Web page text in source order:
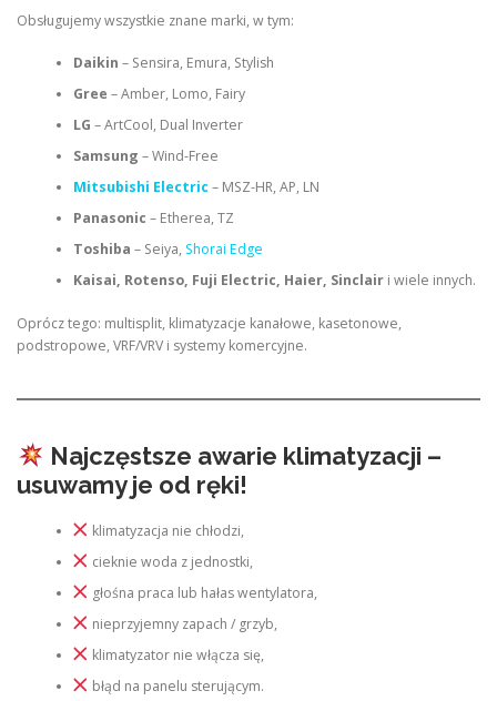
Obsługujemy wszystkie znane marki, w tym:
Daikin – Sensira, Emura, Stylish
Gree – Amber, Lomo, Fairy
LG – ArtCool, Dual Inverter
Samsung – Wind-Free
Mitsubishi Electric – MSZ-HR, AP, LN
Panasonic – Etherea, TZ
Toshiba – Seiya, Shorai Edge
Kaisai, Rotenso, Fuji Electric, Haier, Sinclairi wiele innych.
Oprócz tego: multisplit, klimatyzacje kanałowe, kasetonowe,
podstropowe, VRF/VRV i systemy komercyjne.
Najczęstsze awarie klimatyzacji –
usuwamy je od ręki!
klimatyzacja nie chłodzi,
cieknie woda z jednostki,
głośna praca lub hałas wentylatora,
nieprzyjemny zapach / grzyb,
klimatyzator nie włącza się,
błąd na panelu sterującym.